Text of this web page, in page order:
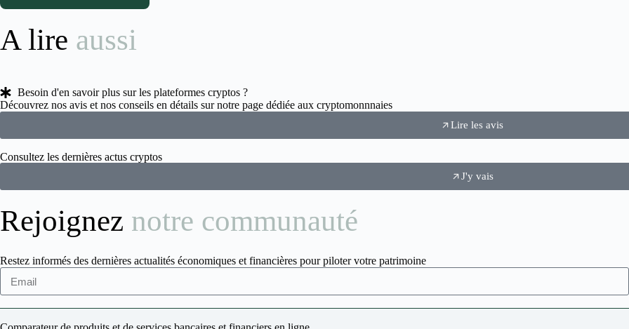
A lire aussi
Besoin d'en savoir plus sur les plateformes cryptos ?
Découvrez nos avis et nos conseils en détails sur notre page dédiée aux cryptomonnnaies
Lire les avis
Consultez les dernières actus cryptos
J'y vais
Rejoignez notre communauté
Restez informés des dernières actualités économiques et financières pour piloter votre patrimoine